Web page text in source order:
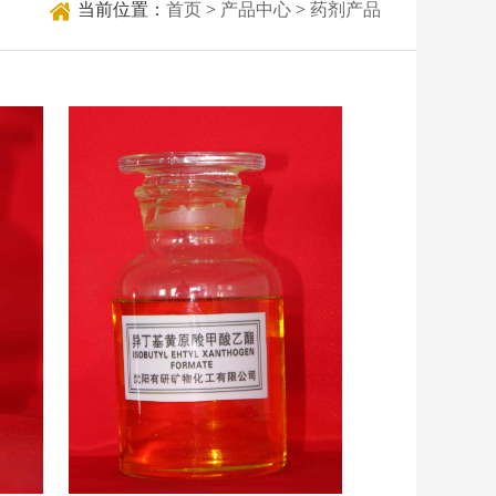
当前位置： 首页 > 产品中心 > 药剂产品